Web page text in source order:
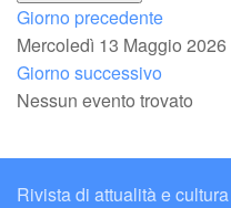
Giorno precedente
Mercoledì 13 Maggio 2026
Giorno successivo
Nessun evento trovato
Rivista di attualità e